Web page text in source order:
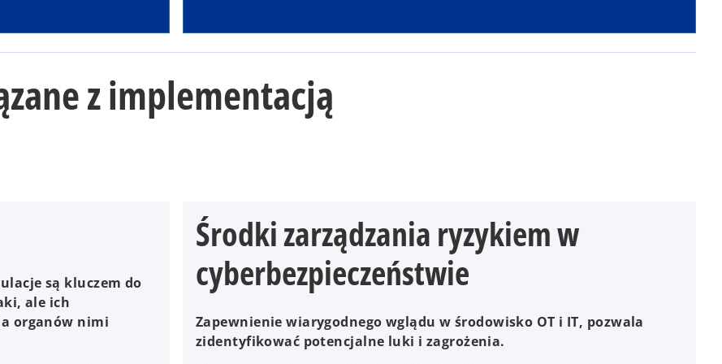
z implementacją
są kluczem do
ale ich
organów nimi
Środki zarządzania ryzykiem w
cyberbezpieczeństwie
Zapewnienie wiarygodnego wglądu w środowisko OT i IT, pozwala
zidentyfikować potencjalne luki i zagrożenia.